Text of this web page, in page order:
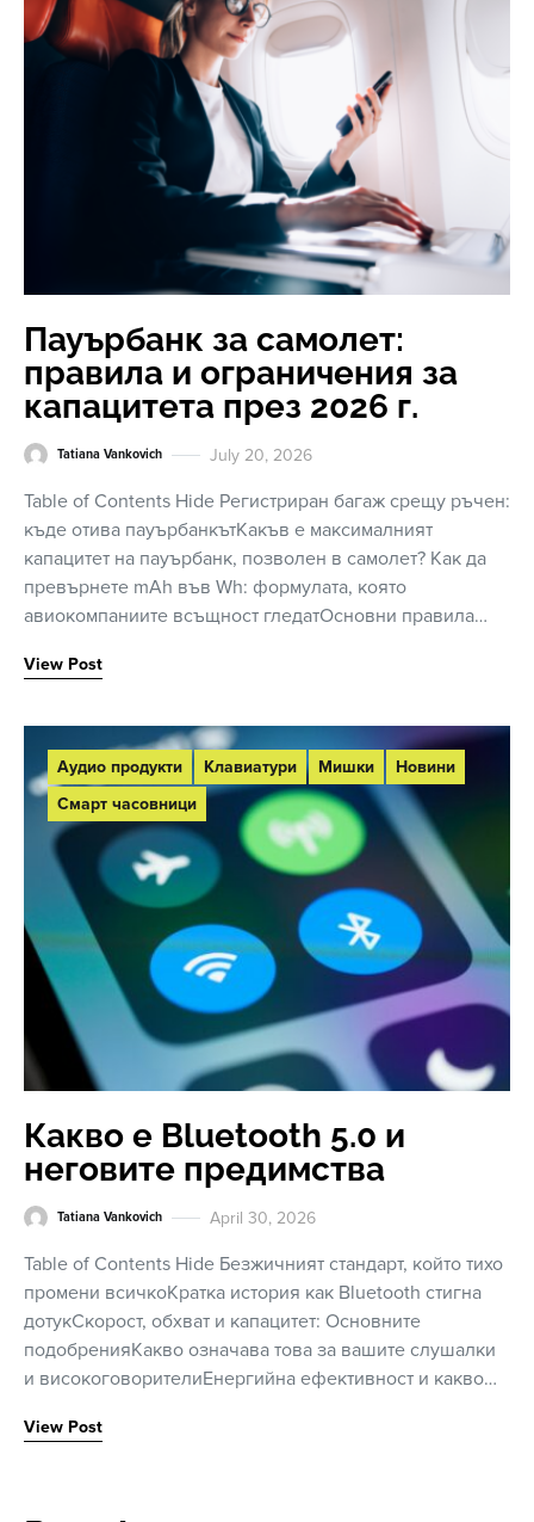
Пауърбанк за самолет:
правила и ограничения за
капацитета през 2026 г.
Tatiana Vankovich July 20, 2026
Table of Contents Hide Регистриран багаж срещу ръчен:
къде отива пауърбанкътКакъв е максималният
капацитет на пауърбанк, позволен в самолет? Как да
превърнете mAh във Wh: формулата, която
авиокомпаниите всъщност гледатОсновни правила…
View Post
Аудио продукти Клавиатури Мишки
Новини
Смарт часовници
Какво е Bluetooth 5.0 и
неговите предимства
Tatiana Vankovich April 30, 2026
Table of Contents Hide Безжичният стандарт, който тихо
промени всичкоКратка история как Bluetooth стигна
дотукСкорост, обхват и капацитет: Основните
подобренияКакво означава това за вашите слушалки
и високоговорителиЕнергийна ефективност и какво…
View Post